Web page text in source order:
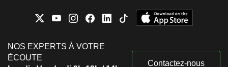
NOS EXPERTS À VOTRE
ÉCOUTE
Contactez-nous